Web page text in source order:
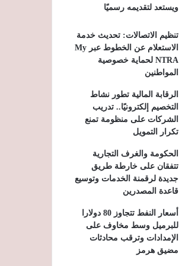
ويستعد لتقديمه رسميًا
تنظيم الاتصالات: تحديث خدمة
الاستعلام عن الخطوط عبر My
NTRA لحماية خصوصية
المواطنين
الرقابة المالية تطور نشاط
التخصيم إلكترونيًا.. تدريب
الشركات على منظومة تمنع
تكرار التمويل
الحكومة والغرف التجارية
تتفقان على خارطة طريق
جديدة لرقمنة الخدمات وتوسيع
قاعدة المصدرين
أسعار النفط تتجاوز 80 دولارا
للبرميل وسط مخاوف على
الإمدادات وترقب محادثات
مضيق هرمز